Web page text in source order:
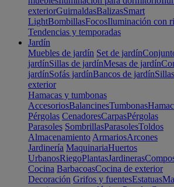
exteriorGuirnaldasBalizasSmart
LightBombillasFocosIluminación con
Tendencias y temporadas
Jardín
Muebles de jardín Set de jardín
jardínSillas de jardínMesas de jardín
jardínSofás jardínBancos de jardín
exterior
Hamacas y tumbonas
AccesoriosBalancinesTumbonas
Pérgolas CenadoresCarpasPérgolas
Parasoles SombrillasParasolesToldos
Almacenamiento ArmariosArcones
Jardinería MaquinariaHuertos
UrbanosRiegoPlantasJardineras
Cocina BarbacoasCocina de exterior
Decoración Grifos y fuentesEstatuas